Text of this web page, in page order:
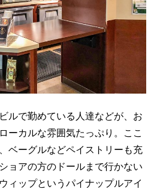
ルで勤めている人達などが、お
ーカルな雰囲気たっぷり。ここ
ベーグルなどペイストリーも充
ョアの方のドールまで行かない
ィップというパイナップルアイ